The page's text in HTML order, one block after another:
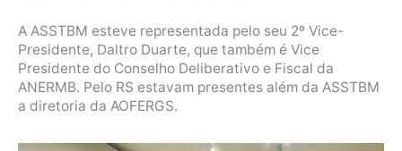
A ASSTBM esteve representada pelo seu 2º Vice-
Presidente, Daltro Duarte, que também é Vice
Presidente do Conselho Deliberativo e Fiscal da
ANERMB. Pelo RS estavam presentes além da ASSTBM
a diretoria da AOFERGS.